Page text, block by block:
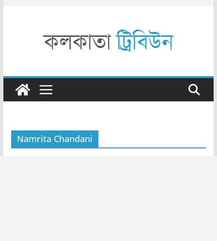
Namrita Chandani